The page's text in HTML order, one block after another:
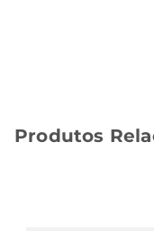
adequada
de sabores foi
Produtos